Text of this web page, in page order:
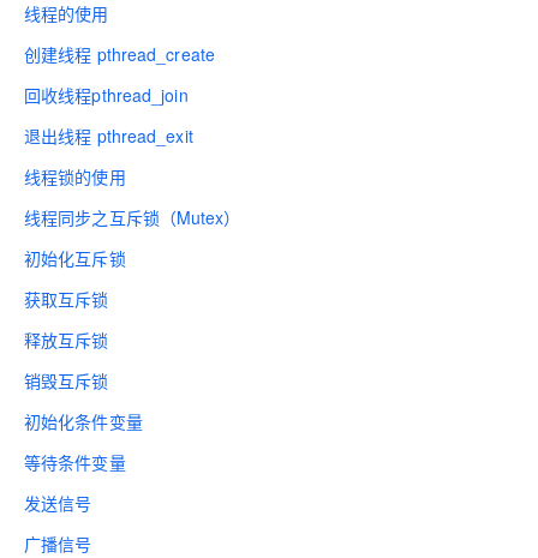
线程的使用
创建线程 pthread_create
回收线程pthread_join
退出线程 pthread_exit
线程锁的使用
线程同步之互斥锁（Mutex）
初始化互斥锁
获取互斥锁
释放互斥锁
销毁互斥锁
初始化条件变量
等待条件变量
发送信号
广播信号